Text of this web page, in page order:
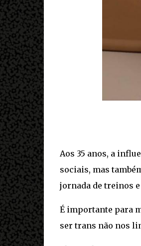
Aos 35 anos, a
sociais, mas
jornada de treinos
É importante para
ser trans não nos